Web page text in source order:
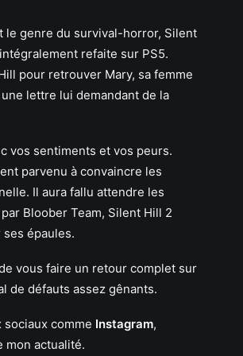
le genre du survival-horror, Silent
refaite sur PS5.
pour retrouver Mary, sa femme
lettre lui demandant de la
vos sentiments et vos peurs.
parvenu à convaincre les
Il aura fallu attendre les
Bloober Team, Silent Hill 2
ses épaules.
vous faire un retour complet sur
de défauts assez gênants.
sociaux comme Instagram,
mon actualité.